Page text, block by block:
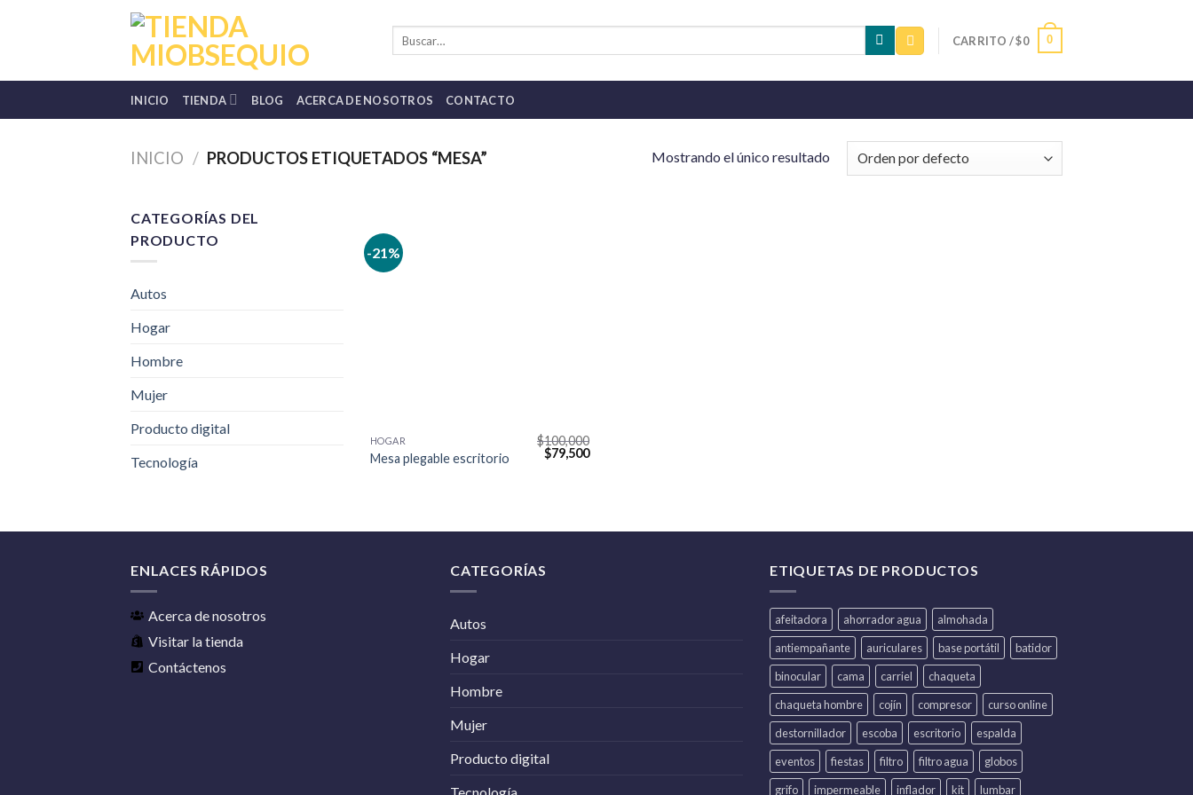
CARRITO /$0 0
INICIO TIENDA BLOG ACERCA DE NOSOTROS CONTACTO
INICIO / PRODUCTOS ETIQUETADOS “MESA” Mostrando el único resultado
CATEGORÍAS DEL
PRODUCTO
Autos
Hogar
Hombre
Mujer
Producto digital
Tecnología
-21%
HOGAR
Mesa plegable escritorio
$100,000
$79,500
ENLACES RÁPIDOS
Acerca de nosotros
Visitar la tienda
Contáctenos
CATEGORÍAS
Autos
Hogar
Hombre
Mujer
Producto digital
ETIQUETAS DE PRODUCTOS
afeitadora ahorrador agua
almohada
antiempañante
auriculares base portátil
batidor
binocular
cama carriel
chaqueta
chaqueta hombre
cojín compresor
curso online
destornillador
escoba escritorio
espalda
eventos
fiestas filtro filtro agua
globos
grifo
impermeable inflador kit lumbar